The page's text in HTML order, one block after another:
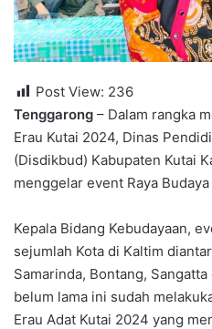
Post View: 236
Tenggarong – Dalam rangka
Erau Kutai 2024, Dinas
(Disdikbud) Kabupaten Kutai
menggelar event Raya
Kepala Bidang Kebudayaan,
sejumlah Kota di Kaltim
Samarinda, Bontang,
belum lama ini sudah
Erau Adat Kutai 2024 yang